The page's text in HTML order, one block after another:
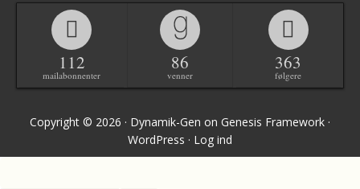
112
mailabonnenter
86
venner
363
følgere
Copyright © 2026 · Dynamik-Gen on Genesis Framework ·
WordPress · Log ind